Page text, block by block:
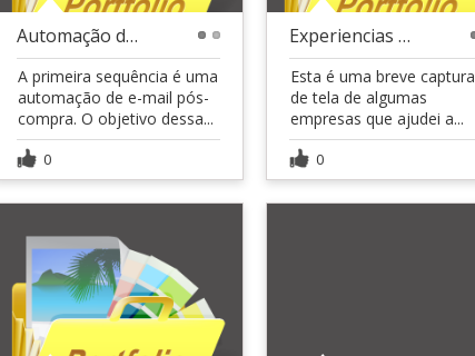
Automação de Email Marketing com ActiveCampaign
A primeira sequência é uma
automação de e-mail pós-
compra. O objetivo dessa...
0
Experiencias de Google ADS
Esta é uma breve captura
de tela de algumas
empresas que ajudei a...
0